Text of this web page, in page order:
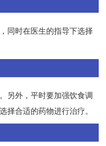
同时在医生的指导下选择
另外，平时要加强饮食调
合适的药物进行治疗。